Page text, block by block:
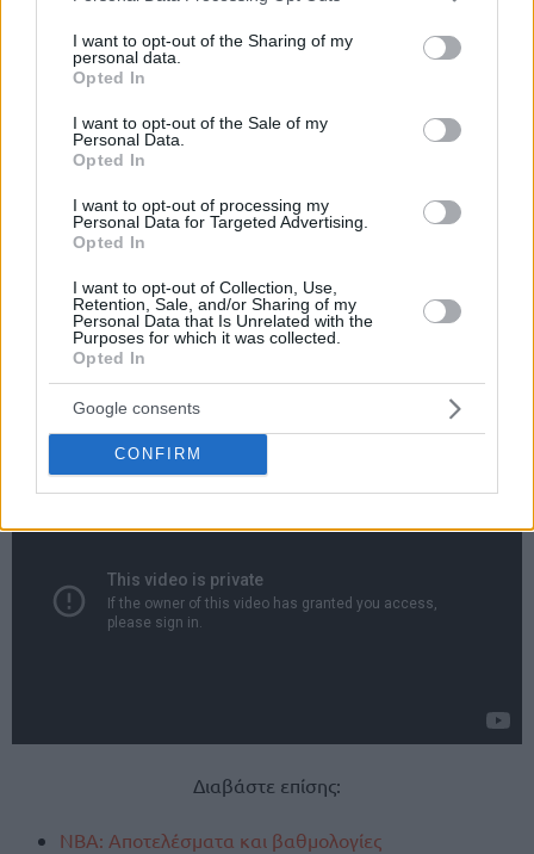
not limited to your visit or usage behaviour. You may click to
grant or deny consent to Google and its third-party tags to
use your data for below specified purposes in below Google
consent section.
I want to opt-out of the Sharing of my
personal data.
Opted In
I want to opt-out of the Sale of my
Personal Data.
Opted In
I want to opt-out of processing my
Personal Data for Targeted Advertising.
Opted In
I want to opt-out of Collection, Use,
Retention, Sale, and/or Sharing of my
Personal Data that Is Unrelated with the
Purposes for which it was collected.
Opted In
Google consents
CONFIRM
Διαβάστε επίσης:
ΝΒΑ: Αποτελέσματα και βαθμολογίες